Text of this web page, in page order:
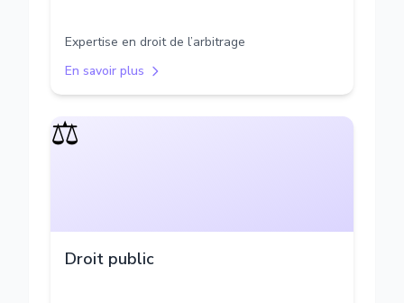
Expertise en droit de l’arbitrage
En savoir plus
⚖️
Droit public